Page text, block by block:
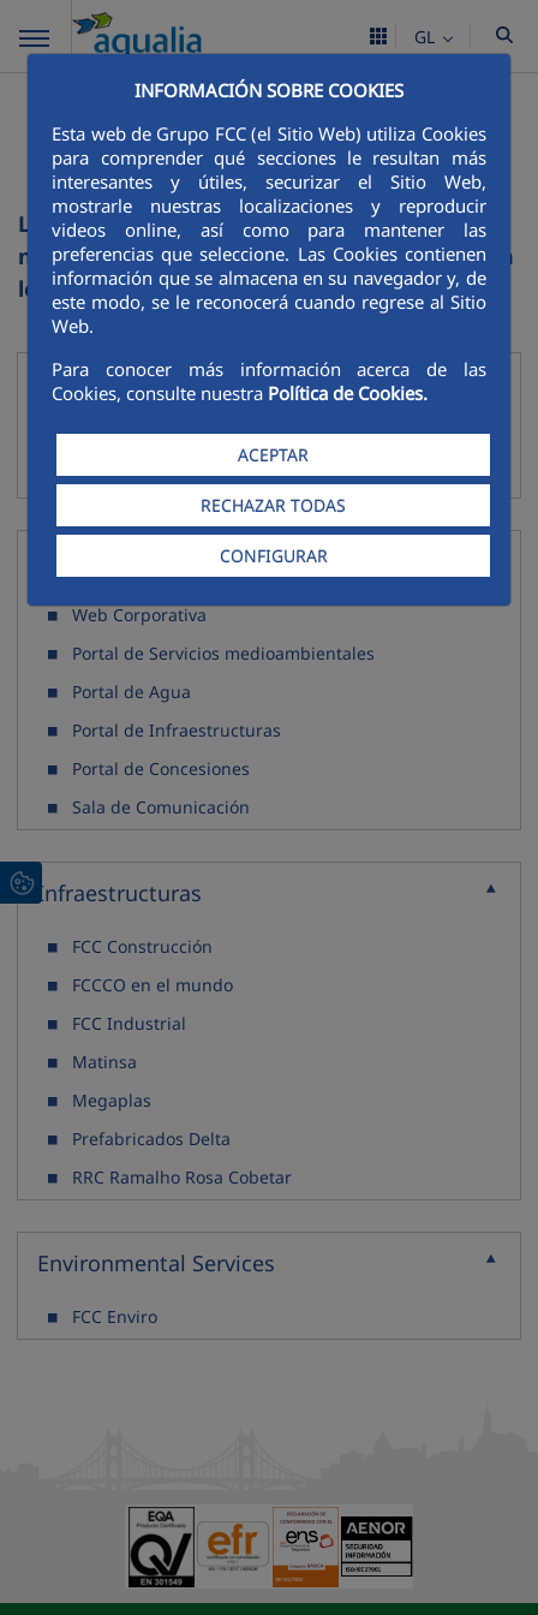
INFORMACIÓN SOBRE COOKIES
Esta web de Grupo FCC (el Sitio Web) utiliza Cookies
para comprender qué secciones le resultan más
interesantes y útiles, securizar el Sitio Web,
mostrarle nuestras localizaciones y reproducir
videos online, así como para mantener las
preferencias que seleccione. Las Cookies contienen
información que se almacena en su navegador y, de
este modo, se le reconocerá cuando regrese al Sitio
Web.
Para conocer más información acerca de las
Cookies, consulte nuestra Política de Cookies.
ACEPTAR
RECHAZAR TODAS
CONFIGURAR
GL
Listado de sitios web de
FCC
La actividad de FCC en cada ámbito de
negocio se desarrolló con más profundidad en
los siguientes sitios web:
Agua
FCC Aqualia
SmVaK
Web Corporativa
Portal de Servicios medioambientales
Portal de Agua
Portal de Infraestructuras
Portal de Concesiones
Sala de Comunicación
Infraestructuras
FCC Construcción
FCCCO en el mundo
FCC Industrial
Matinsa
Megaplas
Prefabricados Delta
RRC Ramalho Rosa Cobetar
Environmental Services
FCC Enviro